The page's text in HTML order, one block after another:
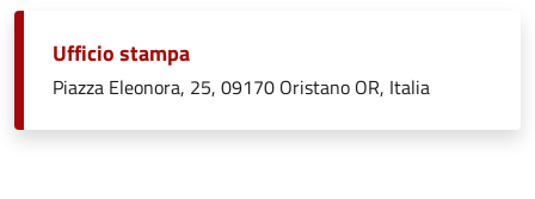
Ufficio stampa
Piazza Eleonora, 25, 09170 Oristano OR, Italia